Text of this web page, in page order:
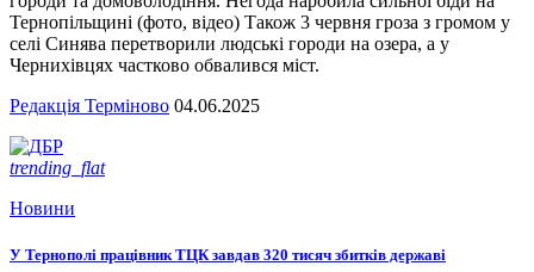
Тернопільщині (фото, відео) Також 3 червня гроза з громом у
селі Синява перетворили людські городи на озера, а у
Чернихівцях частково обвалився міст.
Редакція Терміново 04.06.2025
trending_flat
Новини
У Тернополі працівник ТЦК завдав 320 тисяч збитків державі